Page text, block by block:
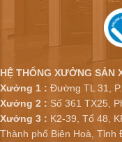
HỆ THỐNG XƯỞNG SẢN
Xưởng 1 : Đường TL 31,
Xưởng 2 : Số 361 TX25,
Xưởng 3 : K2-39, Tổ 48,
Thành phố Biên Hoà, Tỉnh